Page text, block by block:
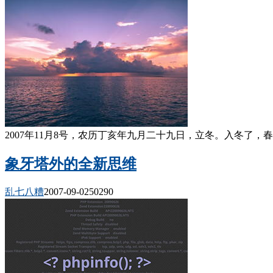
2007年11月8号，农历丁亥年九月二十九日，立冬。入冬了，
象牙塔外的全新思维
乱七八糟2007-09-0250290